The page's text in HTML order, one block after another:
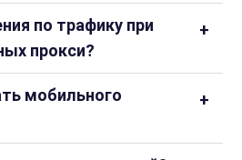
по трафику при
прокси?
мобильного